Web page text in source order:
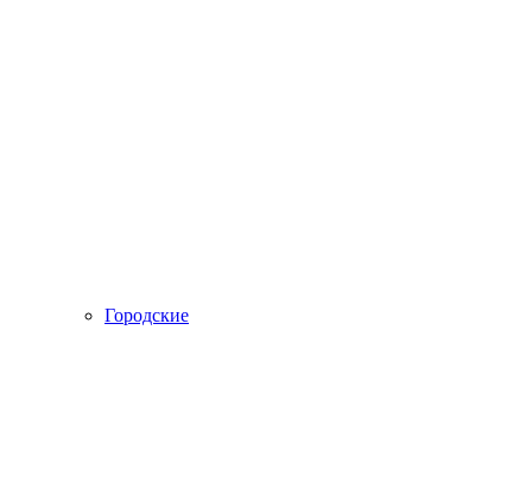
Городские